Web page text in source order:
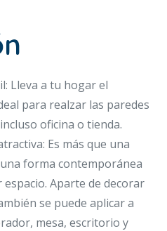
Lleva a tu hogar el
para realzar las paredes
oficina o tienda.
Es más que una
forma contemporánea
espacio. Aparte de decorar
se puede aplicar a
mesa, escritorio y